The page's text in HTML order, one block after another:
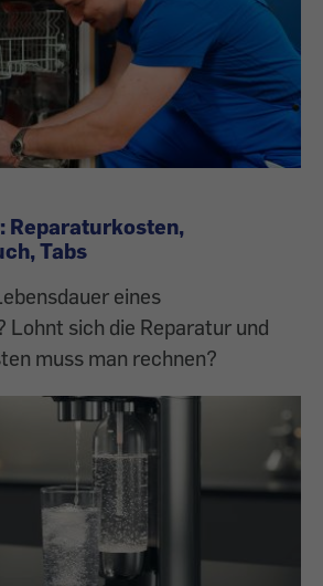
Reparaturkosten,
Tabs
eines
Lohnt sich die Reparatur und
muss man rechnen?